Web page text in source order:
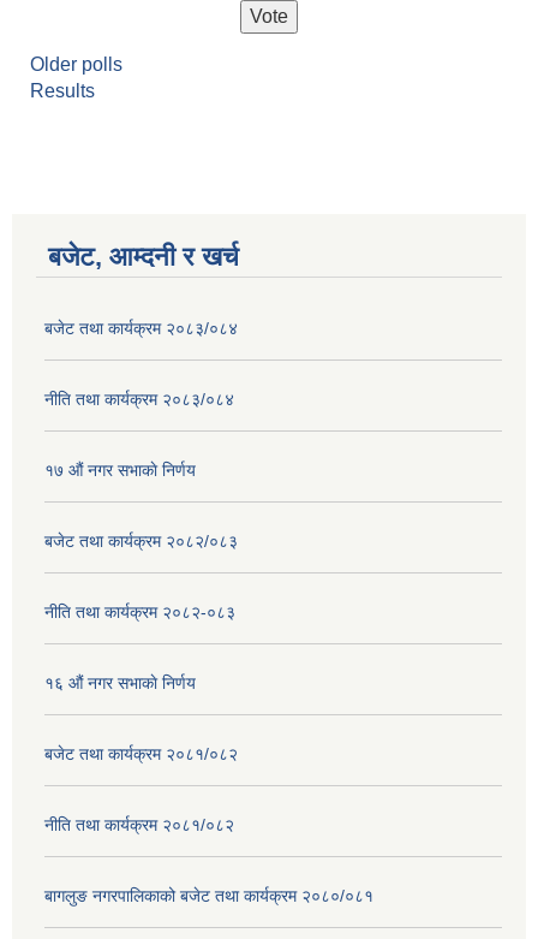
Older polls
Results
बजेट, आम्दनी र खर्च
बजेट तथा कार्यक्रम २०८३/०८४
नीति तथा कार्यक्रम २०८३/०८४
१७ ‌‍औं नगर सभाकाे निर्णय
बजेट तथा कार्यक्रम २०८२/०८३
नीति तथा कार्यक्रम २०८२-०८३
१६ ‌औं नगर सभाकाे निर्णय
बजेट तथा कार्यक्रम २०८१/०८२
नीति तथा कार्यक्रम २०८१/०८२
बागलुङ नगरपालिकाको बजेट तथा कार्यक्रम २०८०/०८१